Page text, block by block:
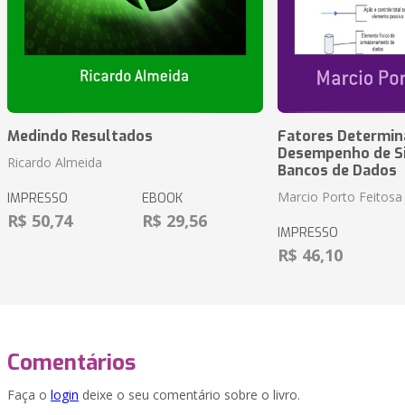
Medindo Resultados
Ricardo Almeida
IMPRESSO
R$ 50,74
EBOOK
R$ 29,56
Fatores
Desempenho de
Bancos de Dados
Marcio Porto Feitosa
IMPRESSO
R$ 46,10
Comentários
Faça o login deixe o seu comentário sobre o livro.